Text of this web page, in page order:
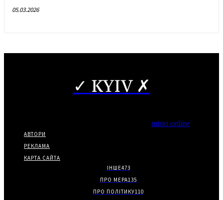
05.03.2026
✓ KYIV ✗
misto online
АВТОРИ
РЕКЛАМА
КАРТА САЙТА
ІНШЕ473
ПРО МЕРА135
ПРО ПОЛІТИКУ110